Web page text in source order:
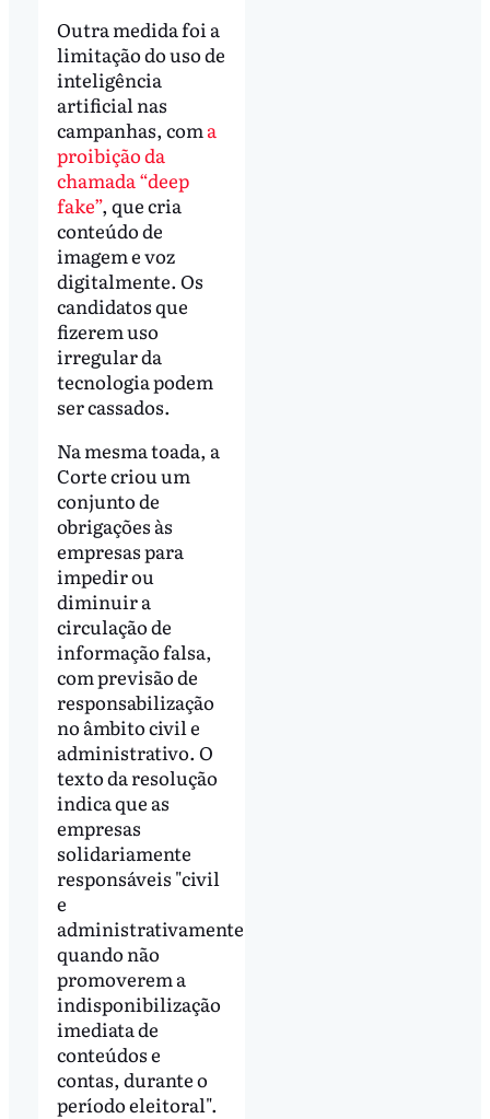
Outra medida foi a
limitação do uso de
inteligência
artificial nas
campanhas, com a
proibição da
chamada “deep
fake”, que cria
conteúdo de
imagem e voz
digitalmente. Os
candidatos que
fizerem uso
irregular da
tecnologia podem
ser cassados.
Na mesma toada, a
Corte criou um
conjunto de
obrigações às
empresas para
impedir ou
diminuir a
circulação de
informação falsa,
com previsão de
responsabilização
no âmbito civil e
administrativo. O
texto da resolução
indica que as
empresas
solidariamente
responsáveis "civil
e
administrativamente
quando não
promoverem a
indisponibilização
imediata de
conteúdos e
contas, durante o
período eleitoral".